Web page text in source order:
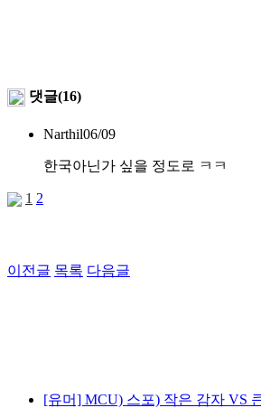
댓글(16)
Narthil06/09
한국아닌가 싶을 정도로 ㅋㅋ
1 2
이전글 목록 다음글
[유머] MCU) 스포) 작은 감자 VS